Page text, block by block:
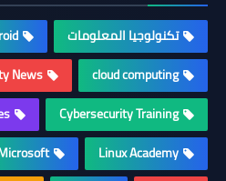
تكنولوجيا المعلومات
cloud computing
News
Cybersecurity Training
Linux Academy